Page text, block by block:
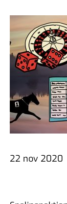
Martinell …
22 nov 2020